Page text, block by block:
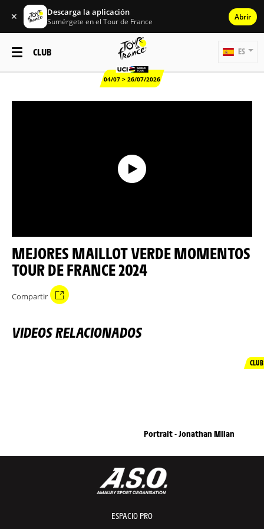
✕ Descarga la aplicación
Sumérgete en el Tour de France Abrir
CLUB
04/07 > 26/07/2026
ES
MEJORES MAILLOT VERDE MOMENTOS
TOUR DE FRANCE 2024
Compartir
VIDEOS RELACIONADOS
CLUB
Portrait - Jonathan Milan
ESPACIO PRO